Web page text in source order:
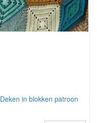
Deken in blokken patroon